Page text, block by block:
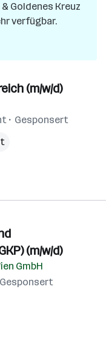
Goldenes Kreuz
verfügbar.
(m/w/d)
Gesponsert
(m/w/d)
GmbH
Gesponsert